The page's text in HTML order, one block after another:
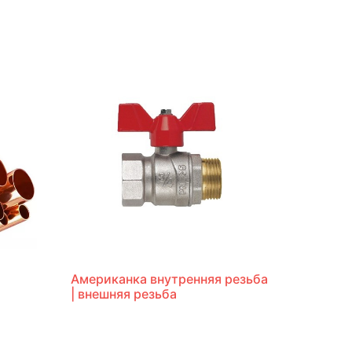
Американка внутренняя резьба
| внешняя резьба